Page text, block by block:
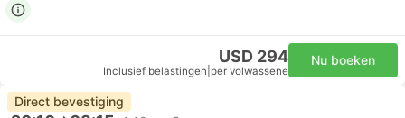
USD 294
Inclusief belastingen per volwassene
Nu boeken
Direct bevestiging